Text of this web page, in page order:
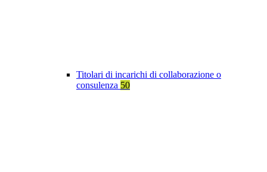
Titolari di incarichi di collaborazione o
consulenza 50